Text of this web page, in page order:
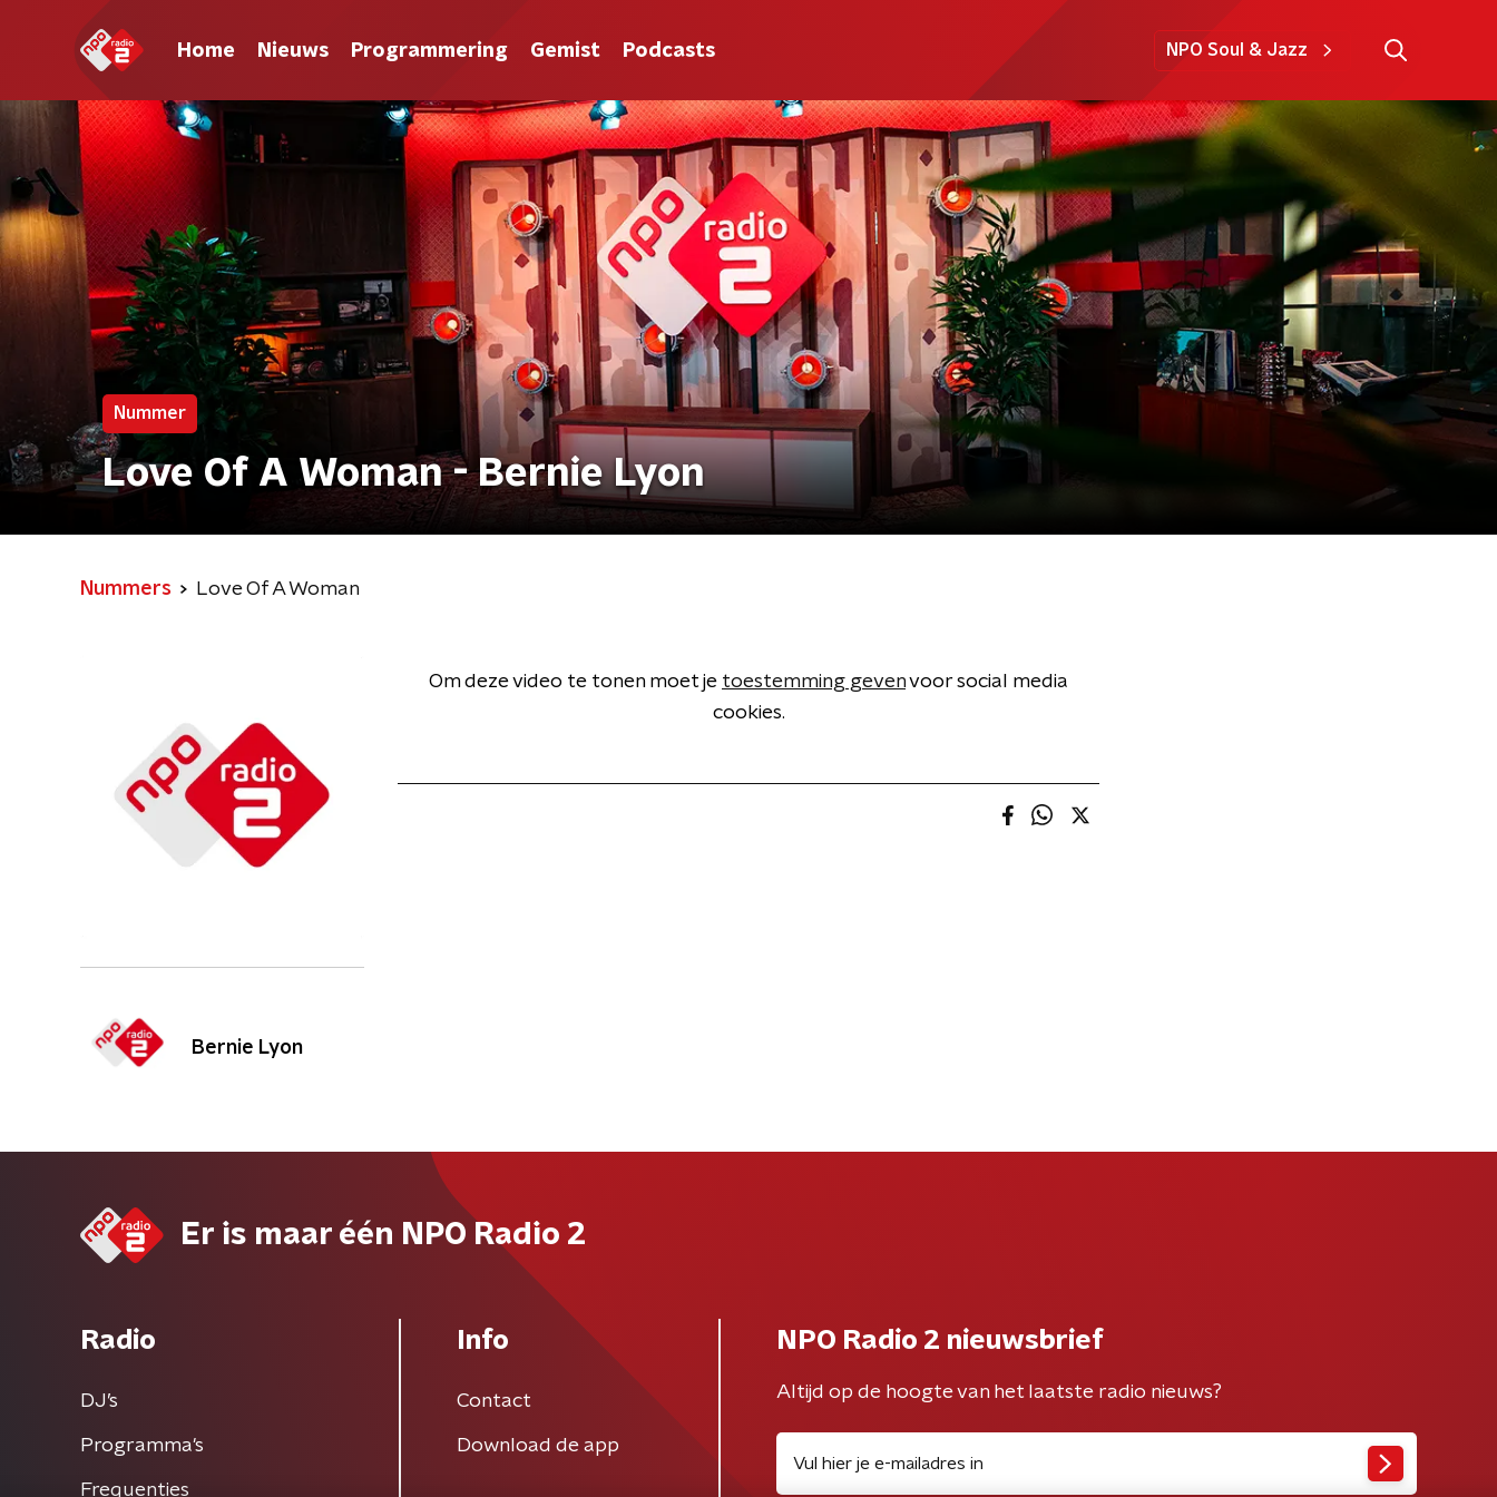
Home Nieuws Programmering Gemist Podcasts NPO Soul & Jazz
Nummer
Love Of A Woman - Bernie Lyon
Nummers Love Of A Woman
Bernie Lyon
Om deze video te tonen moet je toestemming gevenvoor social media
cookies.
Er is maar één NPO Radio 2
Radio
DJ’s
Programma's
Frequenties
Info
Contact
Download de app
NPO Radio 2 nieuwsbrief
Altijd op de hoogte van het laatste radio nieuws?